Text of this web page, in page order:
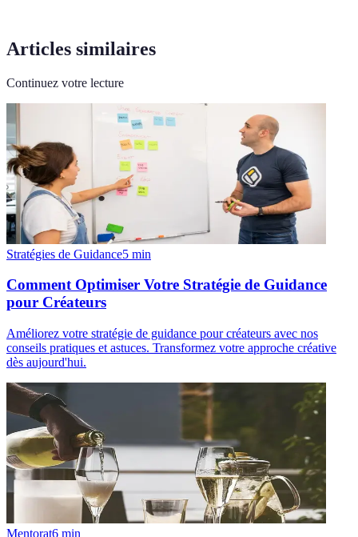
Articles similaires
Continuez votre lecture
Stratégies de Guidance5 min
Comment Optimiser Votre Stratégie de Guidance
pour Créateurs
Améliorez votre stratégie de guidance pour créateurs avec nos
conseils pratiques et astuces. Transformez votre approche créative
dès aujourd'hui.
Mentorat6 min